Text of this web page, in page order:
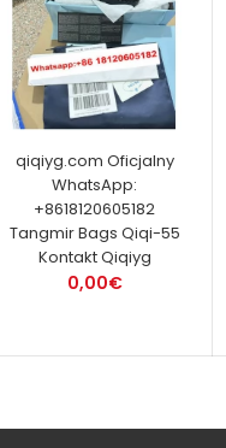
qiqiyg.com Oficjalny
WhatsApp:
+8618120605182
Tangmir Bags Qiqi-55
Kontakt Qiqiyg
0,00€